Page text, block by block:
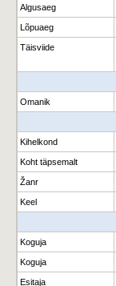
Algusaeg
Lõpuaeg
Täisviide
Omanik
Kihelkond
Koht täpsemalt
Žanr
Keel
Koguja
Koguja
Esitaja